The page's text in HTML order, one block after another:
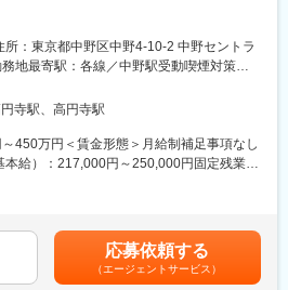
然再生エネルギー事業も取り入れていま
ビル・マンション・トンネルなどコンクリ
算・加工・組立等の幅広い技術力が強み
校・病院・市町村庁舎・超高層マンショ
性など高い基準が求められており、当社と
サービス提供から顧客より支持いただいて
などの鉄筋加工組立販売を行っておりま
ープンハウスグループの中で、建物の「建
社での『事務職』をご担当いただきます。
る「株式会社オープンハウス」は別会社で
総合職として、事務系業務全般をご対応い
所：東京都中野区中野4-10-2 中野セントラ
地最寄駅：各線／中野駅受動喫煙対策：
寺駅、高円寺駅
450万円＜賃金形態＞月給制補足事項なし
本給）：217,000円～250,000円固定残業手
慮の上、当社規定により決定■昇給・昇
による■賞与：年2回（7月・12月）※業績、
くまでも目安の金額であり、選考を通じ
応募依頼する
（エージェントサービス）